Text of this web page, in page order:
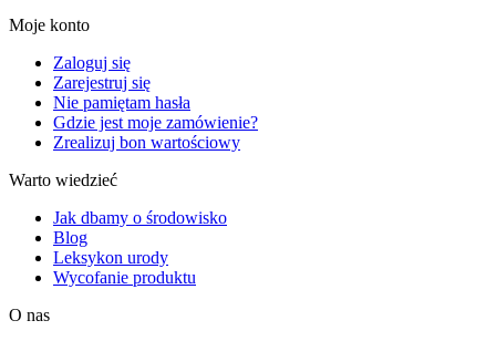
Moje konto
Zaloguj się
Zarejestruj się
Nie pamiętam hasła
Gdzie jest moje zamówienie?
Zrealizuj bon wartościowy
Warto wiedzieć
Jak dbamy o środowisko
Blog
Leksykon urody
Wycofanie produktu
O nas